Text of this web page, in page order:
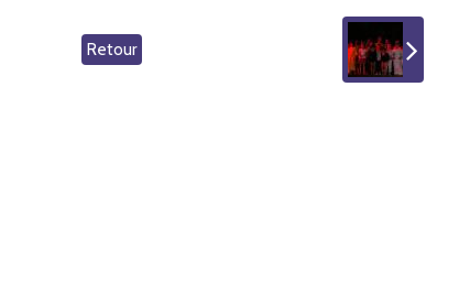
Retour